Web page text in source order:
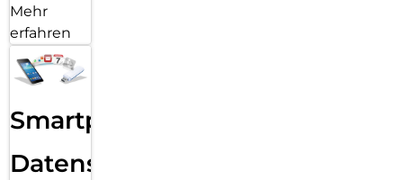
Mehr
erfahren
Smartphone
Datensicherung